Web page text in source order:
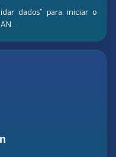
dados” para iniciar o